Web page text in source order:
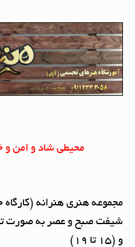
محیطی شاد و امن و
مجموعه هنری هنرانه (کارگاه
و (15 تا 19)